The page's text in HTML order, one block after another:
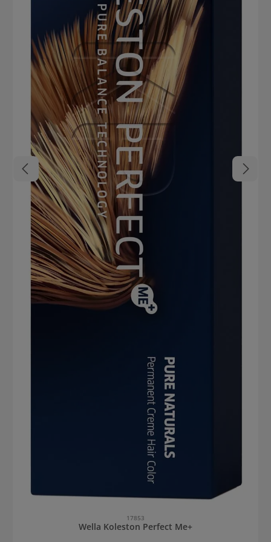
17853
Wella Koleston Perfect Me+